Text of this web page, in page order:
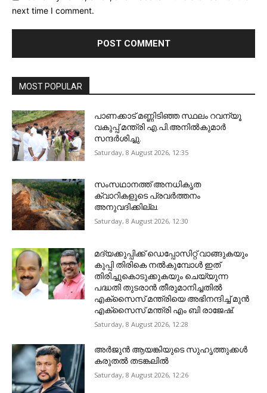
next time I comment.
MOST POPULAR
പാണക്കാട് മണ്ണിടിഞ്ഞ സ്ഥലം റവന്യൂ
വകുപ്പ് മന്ത്രി എ.പി.അനിൽകുമാർ
സന്ദർശിച്ചു.
Saturday, 8 August 2026, 12:35
സംസഥാനത്ത് അനധികൃത
ക്വാറികളുടെ പ്രവര്‍ത്തനം
അനുവദിക്കില്ല.
Saturday, 8 August 2026, 12:30
മദ്യക്കുപ്പിക്ക് ഡെപ്പോസിറ്റ് വാങ്ങുകയും
കുപ്പി തിരികെ നല്‍കുമ്പോള്‍ ഇത്
തിരിച്ചുകൊടുക്കുകയും ചെയ്യുന്ന
പദ്ധതി തുടരാന്‍ തീരുമാനിച്ചതില്‍
എക്‌സൈസ് മന്ത്രിയെ അഭിനന്ദിച്ച് മുന്‍
എക്‌സൈസ് മന്ത്രി എം ബി രാജേഷ്.
Saturday, 8 August 2026, 12:28
അ‍ർജുൻ ആയങ്കിയുടെ സുഹൃത്തുക്കൾ
കരുതൽ തടങ്കലിൽ
Saturday, 8 August 2026, 12:26